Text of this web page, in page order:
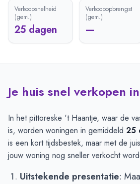
Verkoopsnelheid
(gem.)
25 dagen
Verkoopopbrengst
(gem.)
—
Je huis snel verkopen
In het pittoreske 't Haantje, waar de
is, worden woningen in gemiddeld 25
is een kort tijdsbestek, maar met de
jouw woning nog sneller verkocht
Uitstekende presentatie: